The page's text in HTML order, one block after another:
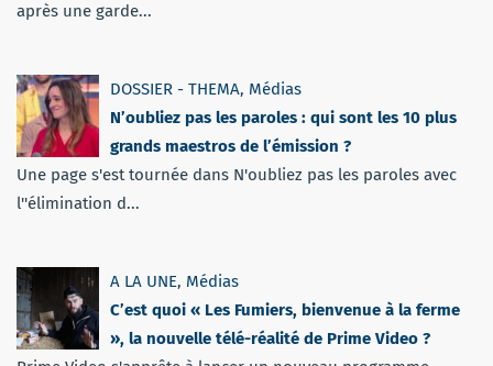
après une garde...
DOSSIER - THEMA, Médias
N’oubliez pas les paroles : qui sont les 10 plus
grands maestros de l’émission ?
Une page s'est tournée dans N'oubliez pas les paroles avec
l''élimination d...
A LA UNE, Médias
C’est quoi « Les Fumiers, bienvenue à la ferme
», la nouvelle télé-réalité de Prime Video ?